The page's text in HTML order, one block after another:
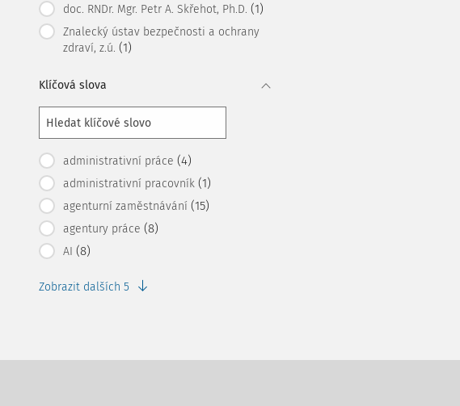
doc. RNDr. Mgr. Petr A. Skřehot, Ph.D. (1)
Znalecký ústav bezpečnosti a ochrany
zdraví, z.ú. (1)
Klíčová slova
administrativní práce (4)
administrativní pracovník (1)
agenturní zaměstnávání (15)
agentury práce (8)
AI (8)
Zobrazit dalších 5